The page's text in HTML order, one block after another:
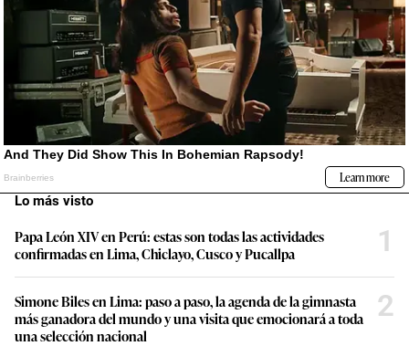
Lo más visto
Papa León XIV en Perú: estas son todas las actividades
confirmadas en Lima, Chiclayo, Cusco y Pucallpa
1
Simone Biles en Lima: paso a paso, la agenda de la gimnasta
más ganadora del mundo y una visita que emocionará a toda
una selección nacional
2